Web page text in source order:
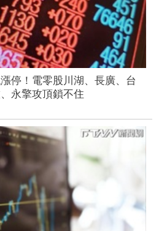
停！電零股川湖、長廣、台
永擎攻頂鎖不住